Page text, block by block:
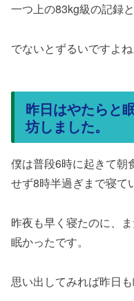
一つ上の83kg級の記録
でないとずるいですよね
昨日はやたらと
坊しました。
僕は普段6時に起きて朝
せず8時半過ぎまで寝て
昨夜も早く寝たのに、
眠かったです。
思い出してみれば昨日も